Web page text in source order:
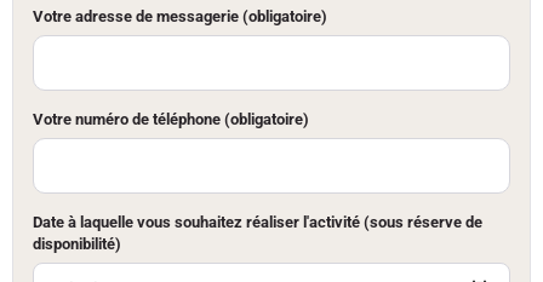
Votre adresse de messagerie (obligatoire)
Votre numéro de téléphone (obligatoire)
Date à laquelle vous souhaitez réaliser l'activité (sous réserve de
disponibilité)